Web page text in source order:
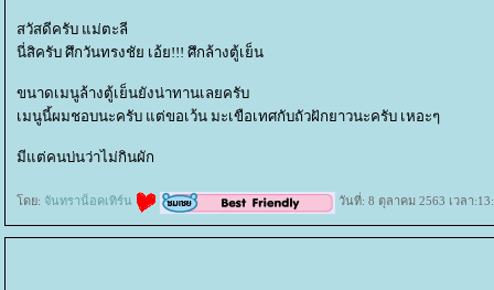
สวัสดีครับ แม่ตะลี
นี่สิครับ ศึกวันทรงชัย เอ้ย!!! ศึกล้างตู้เย็น
ขนาดเมนูล้างตู้เย็นยังน่าทานเลยครับ
เมนูนี้ผมชอบนะครับ แต่ขอเว้น มะเขือเทศกับถัวฝักยาวนะครับ เหอะๆ
มีแต่คนบ่นว่าไม่กินผัก
ดย: จันทราน็อคเทิร์น วันที่: 8 ตุลาคม 2563 เวลา